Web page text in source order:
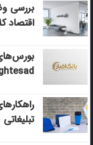
بررسی
اقتصاد
تبلیغاتی